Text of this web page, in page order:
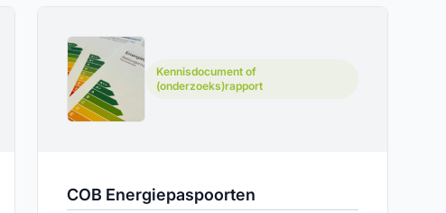
Kennisdocument of
(onderzoeks)rapport
COB Energiepaspoorten